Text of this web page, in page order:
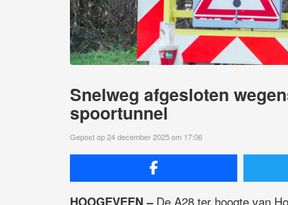
Snelweg afgesloten
spoortunnel
Gepost op 24 december 2025 om 17:06
HOOGEVEEN –De A28 ter hoogte van